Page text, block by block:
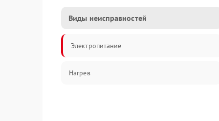
Виды неисправностей
Электропитание
Нагрев